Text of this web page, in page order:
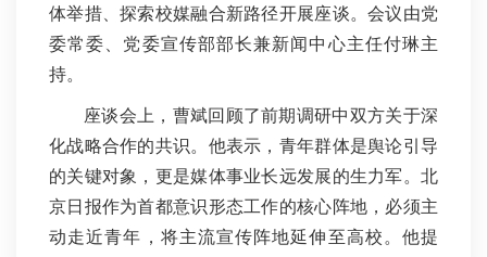
体举措、探索校媒融合新路径开展座谈。会议由党
委常委、党委宣传部部长兼新闻中心主任付琳主
持。
座谈会上，曹斌回顾了前期调研中双方关于深
化战略合作的共识。他表示，青年群体是舆论引导
的关键对象，更是媒体事业长远发展的生力军。北
京日报作为首都意识形态工作的核心阵地，必须主
动走近青年，将主流宣传阵地延伸至高校。他提